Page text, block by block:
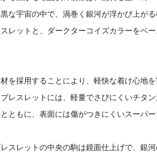
な宇宙の中で、渦巻く銀河が浮かび上が
レットと、ダークターコイズカラーをベ
を採用することにより、軽快な着け心地
レスレットには、軽量でさびにくいチタ
ともに、表面には傷がつきにくいスーパ
スレットの中央の駒は鏡面仕上げで、銀